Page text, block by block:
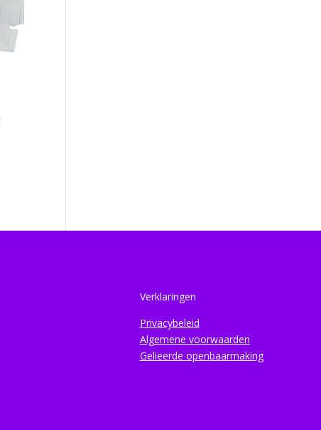
Verklaringen
Privacybeleid
Algemene voorwaarden
Gelieerde openbaarmaking